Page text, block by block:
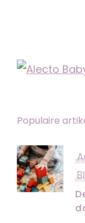
Populaire